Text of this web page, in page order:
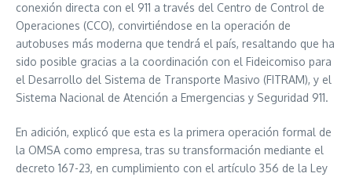
conexión directa con el 911 a través del Centro de Control de
Operaciones (CCO), convirtiéndose en la operación de
autobuses más moderna que tendrá el país, resaltando que ha
sido posible gracias a la coordinación con el Fideicomiso para
el Desarrollo del Sistema de Transporte Masivo (FITRAM), y el
Sistema Nacional de Atención a Emergencias y Seguridad 911.
En adición, explicó que esta es la primera operación formal de
la OMSA como empresa, tras su transformación mediante el
decreto 167-23, en cumplimiento con el artículo 356 de la Ley